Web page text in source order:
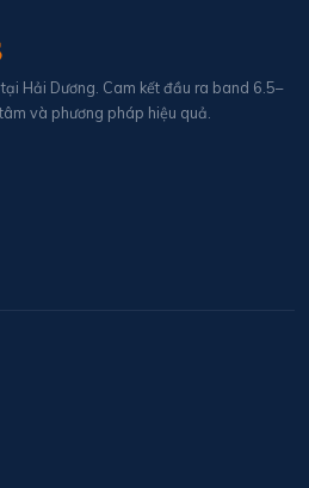
tại Hải Dương. Cam kết đầu ra band 6.5–
và phương pháp hiệu quả.